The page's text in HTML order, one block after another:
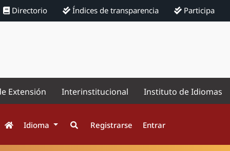
Directorio Índices de transparencia Participa
Extensión Interinstitucional Instituto de Idiomas
Idioma Registrarse Entrar